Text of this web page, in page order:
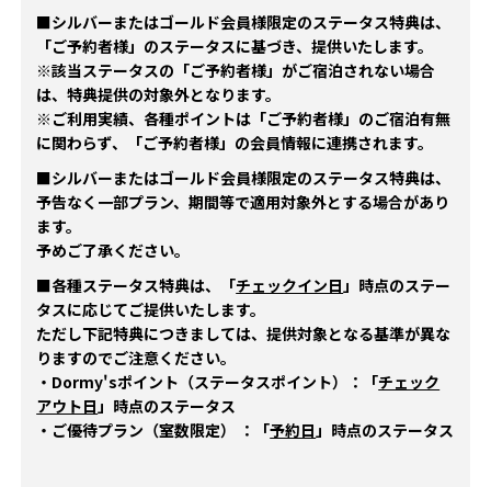
■シルバーまたはゴールド会員様限定のステータス特典は、
「ご予約者様」のステータスに基づき、提供いたします。
※該当ステータスの「ご予約者様」がご宿泊されない場合
は、特典提供の対象外となります。
※ご利用実績、各種ポイントは「ご予約者様」のご宿泊有無
に関わらず、「ご予約者様」の会員情報に連携されます。
■シルバーまたはゴールド会員様限定のステータス特典は、
予告なく一部プラン、期間等で適用対象外とする場合があり
ます。
予めご了承ください。
■各種ステータス特典は、「チェックイン日」時点のステー
タスに応じてご提供いたします。
ただし下記特典につきましては、提供対象となる基準が異な
りますのでご注意ください。
・Dormy'sポイント（ステータスポイント）：「チェック
アウト日」時点のステータス
・ご優待プラン（室数限定） ：「予約日」時点のステータス